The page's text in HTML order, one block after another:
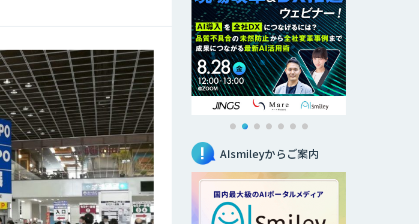
AIsmileyからご案内